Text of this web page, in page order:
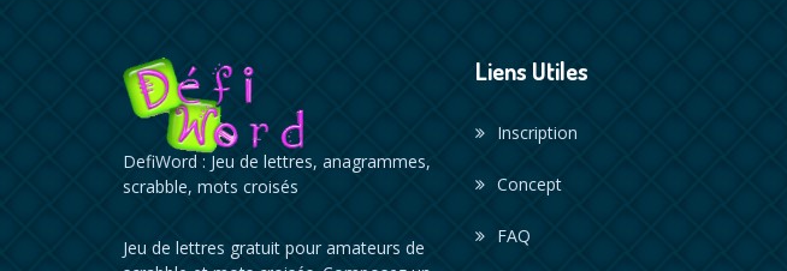
DefiWord : Jeu de lettres, anagrammes,
scrabble, mots croisés
Jeu de lettres gratuit pour amateurs de
Liens Utiles
Inscription
Concept
FAQ